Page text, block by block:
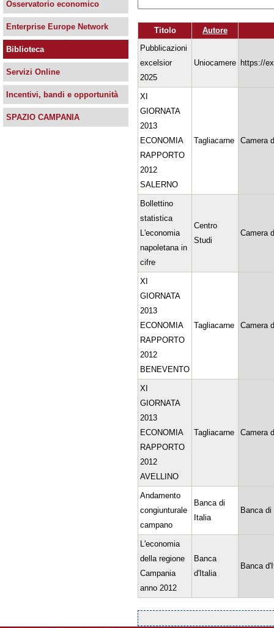
Titolo
Autore
Pubblicazioni
excelsior
2025
Uniocamere https://
XI
GIORNATA
2013
ECONOMIA
RAPPORTO
2012
SALERNO
Tagliacarne Camera
Bollettino
statistica
L'economia
napoletana in
cifre
Centro
Studi
Camera
XI
GIORNATA
2013
ECONOMIA
RAPPORTO
2012
BENEVENTO
Tagliacarne Camera
XI
GIORNATA
2013
ECONOMIA
RAPPORTO
2012
AVELLINO
Tagliacarne Camera
Andamento
congiunturale
campano
Banca di
Italia
Banca di
L'economia
della regione
Campania
anno 2012
Banca
d'Italia
Banca
Osservatorio economico
Enterprise Europe Network
Biblioteca
Servizi Online
Incentivi, bandi e opportunità
SPAZIO CAMPANIA